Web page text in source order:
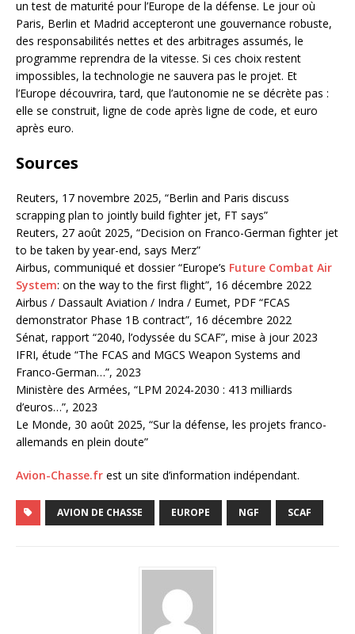
un test de maturité pour l’Europe de la défense. Le jour où
Paris, Berlin et Madrid accepteront une gouvernance robuste,
des responsabilités nettes et des arbitrages assumés, le
programme reprendra de la vitesse. Si ces choix restent
impossibles, la technologie ne sauvera pas le projet. Et
l’Europe découvrira, tard, que l’autonomie ne se décrète pas :
elle se construit, ligne de code après ligne de code, et euro
après euro.
Sources
Reuters, 17 novembre 2025, “Berlin and Paris discuss
scrapping plan to jointly build fighter jet, FT says”
Reuters, 27 août 2025, “Decision on Franco-German fighter jet
to be taken by year-end, says Merz”
Airbus, communiqué et dossier “Europe’s Future Combat Air
System: on the way to the first flight”, 16 décembre 2022
Airbus / Dassault Aviation / Indra / Eumet, PDF “FCAS
demonstrator Phase 1B contract”, 16 décembre 2022
Sénat, rapport “2040, l’odyssée du SCAF”, mise à jour 2023
IFRI, étude “The FCAS and MGCS Weapon Systems and
Franco-German…”, 2023
Ministère des Armées, “LPM 2024-2030 : 413 milliards
d’euros…”, 2023
Le Monde, 30 août 2025, “Sur la défense, les projets franco-
allemands en plein doute”
Avion-Chasse.fr est un site d’information indépendant.
AVION DE CHASSE EUROPE NGF SCAF